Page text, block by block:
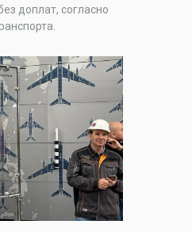
доплат, согласно